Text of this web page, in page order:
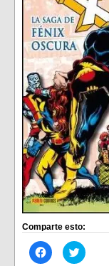
Comparte esto:
Haz
clic
Haz
clic